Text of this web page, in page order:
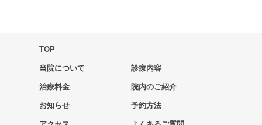
TOP
当院について
診療内容
治療料金
院内のご紹介
お知らせ
予約方法